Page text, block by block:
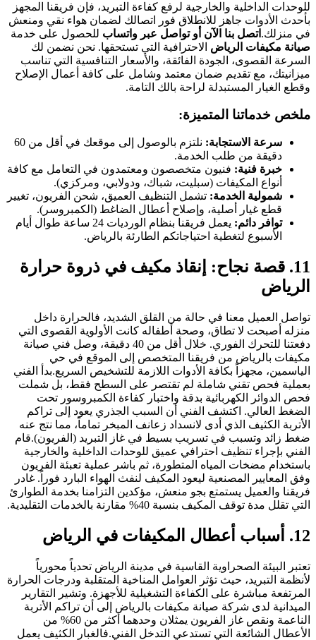
للوحدات الداخلية والخارجية لرفع كفاءة التبريد، فإن فريقنا المجهز
بأحدث الأدوات جاهز للانطلاق فور اتصالك لضمان هواء نقي ومنعش
في منزلك. اتصل بنا الآن أو تواصل عبر واتساب للحصول على خدمة
صيانة مكيفات الرياض الاحترافية التي تستحقها. نحن نضمن لك
السرعة القصوى، الجودة الفائقة، والأسعار التنافسية التي تناسب
ميزانيتك، مع تقديم ضمان معتمد وشامل على كافة أعمال الإصلاح
وقطع الغيار المستبدلة لراحة بالك التامة.
ملخص خدماتنا المتميزة:
سرعة الاستجابة:
نلتزم بالوصول إلى موقعك في أقل من 60
دقيقة من طلب الخدمة.
خبرة فنية: فنيون متخصصون ومعتمدون في التعامل مع كافة
أنواع المكيفات (سبليت، شباك، ودولابي، ومركزي).
شمولية الخدمة: تشمل التنظيف العميق، شحن الفريون، تغيير
قطع غيار أصلية، وإصلاح أعطال الضاغط (الكمبروسر).
توافر دائم:
يعمل فريقنا بنظام الورديات 24 ساعة طوال أيام
الأسبوع لتغطية احتياجاتكم الطارئة بالرياض.
11. قصة نجاح: إنقاذ مكيف في ذروة حرارة
الرياض
تواصل العميل معنا في حالة من القلق الشديد، فالحرارة داخل
منزله أصبحت لا تطاق، وصحة أطفاله كانت الأولوية القصوى التي
دفعتنا للتحرك الفوري. خلال أقل من 40 دقيقة، وصل فني صيانة
مكيفات بالرياض من فريقنا المتخصص إلى الموقع في حي
الياسمين، مجهزاً بكافة الأدوات اللازمة للتشخيص السريع.بدأ الفني
بعملية فحص تقني شاملة لم تقتصر على السطح فقط، بل شملت
فحص الدوائر الكهربائية بدقة واختبار كفاءة الكمبروسور تحت
الضغط العالي. اكتشف الفني أن السبب الجذري يعود إلى تراكم
الأتربة الكثيف الذي أدى لانسداد زعانف المبخر تماماً، مما نتج عنه
ضغط زائد وتسبب في تسريب بسيط في غاز التبريد (الفريون).قام
الفني بإجراء تنظيف احترافي عميق للوحدات الداخلية والخارجية
باستخدام مضخات المياه المتطورة، ثم باشر عملية تعبئة الفريون
وفق المعايير المصنعية ليعود المكيف لنفث الهواء البارد فوراً. غادر
فريقنا والعميل يستمتع بجو منعش، مؤكدين التزامنا بخدمة الطوارئ
التي تقلل مدة توقف المكيف بنسبة 40% مقارنة بالخدمات التقليدية.
12. أسباب أعطال المكيفات في الرياض
تعتبر البيئة الصحراوية القاسية في مدينة الرياض تحدياً محورياً
لأنظمة التبريد، حيث تؤثر العوامل المناخية المتقلبة ودرجات الحرارة
المرتفعة مباشرة على الكفاءة التشغيلية للأجهزة. وتشير التقارير
الميدانية لدى شركة صيانة مكيفات بالرياض إلى أن تراكم الأتربة
الناعمة ونقص غاز الفريون يمثلان وحدهما أكثر من 60% من
الأعطال الشائعة التي تستدعي التدخل الفني.فالغبار الكثيف يعمل